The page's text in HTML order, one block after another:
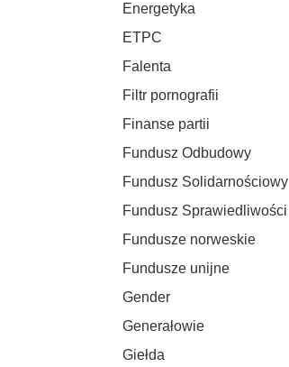
Energetyka
ETPC
Falenta
Filtr pornografii
Finanse partii
Fundusz Odbudowy
Fundusz Solidarnościowy
Fundusz Sprawiedliwości
Fundusze norweskie
Fundusze unijne
Gender
Generałowie
Giełda